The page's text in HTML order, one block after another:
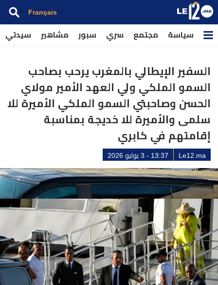
Français
سياسة مجتمع سري سبور مشاهير سيدتي
السفير الإيطالي بالمغرب يرحب بصاحب
السمو الملكي ولي العهد الأمير مولاي
الحسن وصاحبتي السمو الملكي الأميرة للا
سلمى والأميرة للا خديجة بمناسبة
إقامتهم في كابري
Le12.ma 13:37 - 3 يوليو 2026